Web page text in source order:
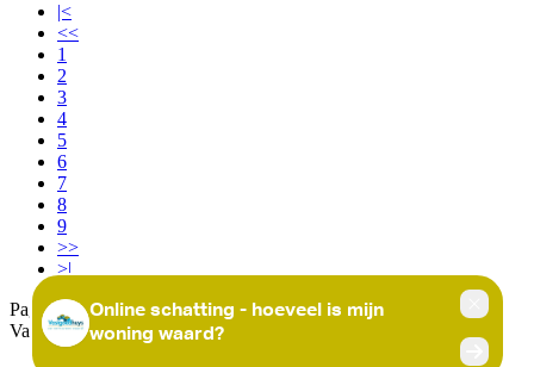
|<
<<
1
2
3
4
5
6
7
8
9
>>
>|
Pagina 5 van 56 [670 zoekertjes]
Vastgoedhuys© 2026 -Disclaimer